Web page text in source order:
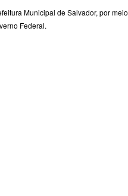
Municipal de Salvador, por meio
Federal.